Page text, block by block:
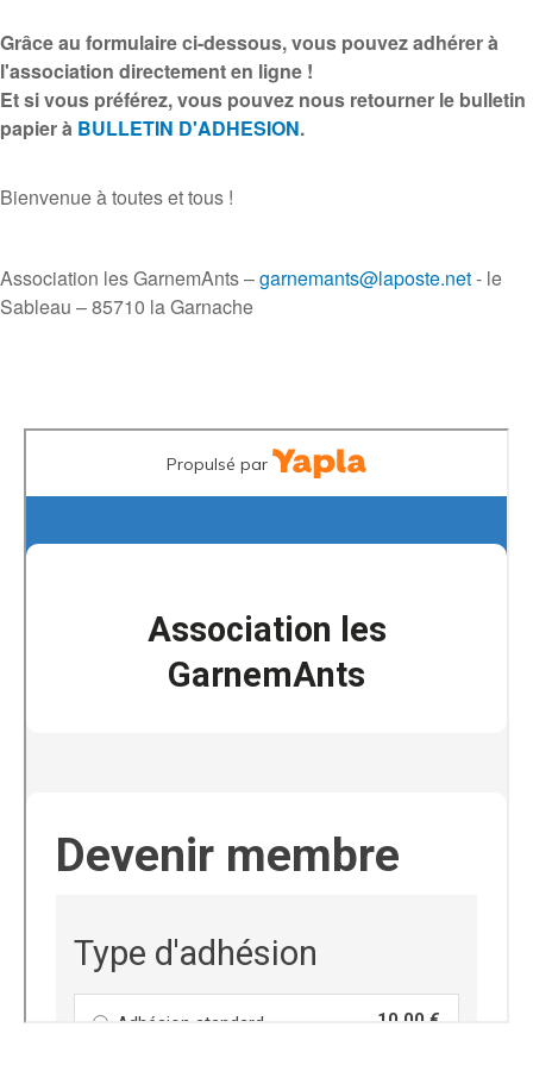
Grâce au formulaire ci-dessous, vous pouvez adhérer à
l'association directement en ligne !
Et si vous préférez, vous pouvez nous retourner le bulletin
papier à BULLETIN D'ADHESION.
Bienvenue à toutes et tous !
Association les GarnemAnts –garnemants@laposte.net- le
Sableau – 85710 la Garnache